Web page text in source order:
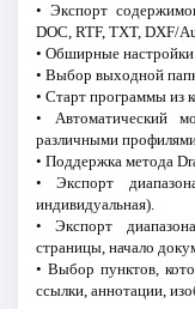
• Экспорт
DOC, RTF, TXT, DXF/
• Обширные
• Выбор выходной
• Старт программы из
• Автоматический
различными
• Поддержка метода
• Экспорт
индивидуальная).
• Экспорт
страницы, начало
• Выбор пунктов,
ссылки, аннотации,